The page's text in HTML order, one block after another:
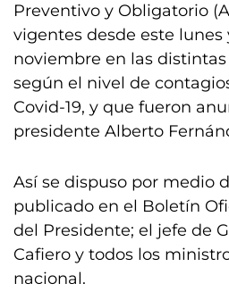
Preventivo y Obligatorio
vigentes desde este lunes
noviembre en las distintas
según el nivel de
Covid-19, y que fueron
presidente Alberto
Así se dispuso por medio
publicado en el Boletín
del Presidente; el jefe de
Cafiero y todos los
nacional.